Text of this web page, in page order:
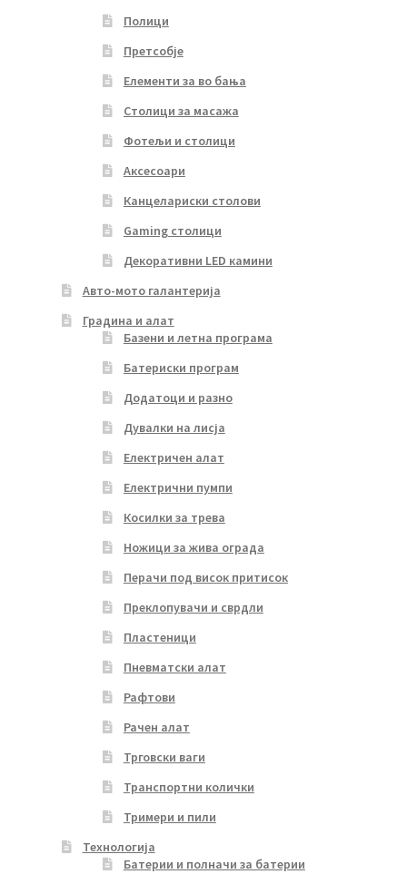
Полици
Претсобје
Елементи за во бања
Столици за масажа
Фотељи и столици
Аксесоари
Канцелариски столови
Gaming столици
Декоративни LED камини
Авто-мото галантерија
Градина и алат
Базени и летна програма
Батериски програм
Додатоци и разно
Дувалки на лисја
Електричен алат
Електрични пумпи
Косилки за трева
Ножици за жива ограда
Перачи под висок притисок
Преклопувачи и сврдли
Пластеници
Пневматски алат
Рафтови
Рачен алат
Трговски ваги
Транспортни колички
Тримери и пили
Технологија
Батерии и полначи за батерии